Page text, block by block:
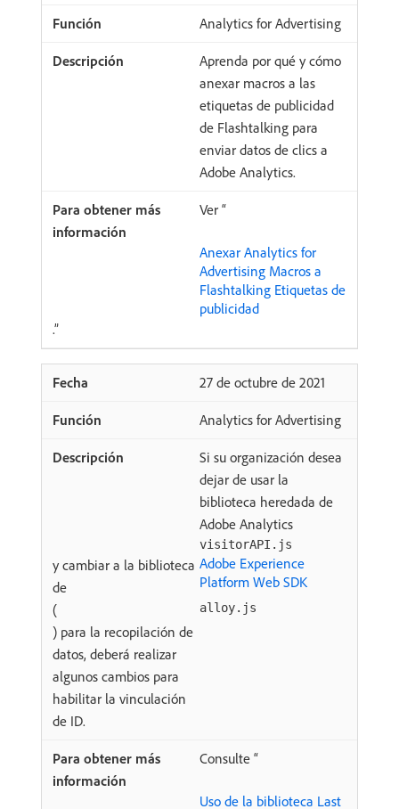
Analytics for Advertising
Aprenda por qué y cómo
anexar macros a las
etiquetas de publicidad
de Flashtalking para
enviar datos de clics a
Adobe Analytics.
Ver “
Anexar Analytics for
Advertising Macros a
Flashtalking Etiquetas de
publicidad
.”
27 de octubre de 2021
Analytics for Advertising
Si su organización desea
dejar de usar la
biblioteca heredada de
Adobe Analytics
visitorAPI.js
y cambiar a la biblioteca
de
Adobe Experience
Platform Web SDK
(
alloy.js
) para la recopilación de
datos, deberá realizar
algunos cambios para
habilitar la vinculación
de ID.
Consulte “
Uso de la biblioteca Last